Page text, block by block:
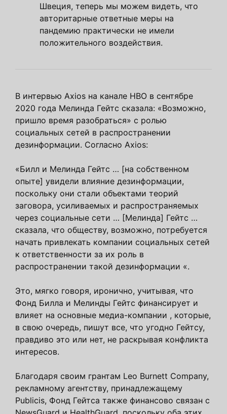
Швеция, теперь мы можем видеть, что
авторитарные ответные меры на
пандемию практически не имели
положительного воздействия.
В интервью Axios на канале HBO в сентябре
2020 года Мелинда Гейтс сказала: «Возможно,
пришло время разобраться» с ролью
социальных сетей в распространении
дезинформации. Согласно Axios:
«Билл и Мелинда Гейтс … [на собственном
опыте] увидели влияние дезинформации,
поскольку они стали объектами теорий
заговора, усиливаемых и распространяемых
через социальные сети … [Мелинда] Гейтс …
сказала, что обществу, возможно, потребуется
начать привлекать компании социальных сетей
к ответственности за их роль в
распространении такой дезинформации «.
Это, мягко говоря, иронично, учитывая, что
Фонд Билла и Мелинды Гейтс финансирует и
влияет на основные медиа-компании , которые,
в свою очередь, пишут все, что угодно Гейтсу,
правдиво это или нет, не раскрывая конфликта
интересов.
Благодаря своим грантам Leo Burnett Company,
рекламному агентству, принадлежащему
Publicis, Фонд Гейтса также финансово связан с